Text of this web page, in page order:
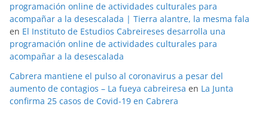
programación online de actividades culturales para
acompañar a la desescalada | Tierra alantre, la mesma fala
en El Instituto de Estudios Cabreireses desarrolla una
programación online de actividades culturales para
acompañar a la desescalada
Cabrera mantiene el pulso al coronavirus a pesar del
aumento de contagios – La fueya cabreiresa en La Junta
confirma 25 casos de Covid-19 en Cabrera